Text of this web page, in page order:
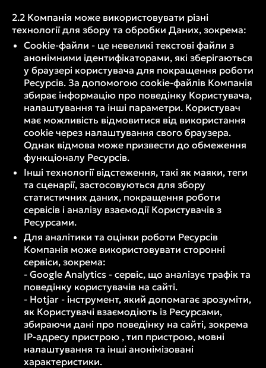
2.2 Компанія може використовувати різні
технології для збору та обробки Даних, зокрема:
Cookie-файли - це невеликі текстові файли з
анонімними ідентифікаторами, які зберігаються
у браузері користувача для покращення роботи
Ресурсів. За допомогою cookie-файлів Компанія
збирає інформацію про поведінку Користувача,
налаштування та інші параметри. Користувач
має можливість відмовитися від використання
cookie через налаштування свого браузера.
Однак відмова може призвести до обмеження
функціоналу Ресурсів.
Інші технології відстеження, такі як маяки, теги
та сценарії, застосовуються для збору
статистичних даних, покращення роботи
сервісів і аналізу взаємодії Користувачів з
Ресурсами.
Для аналітики та оцінки роботи Ресурсів
Компанія може використовувати сторонні
сервіси, зокрема:
- Google Analytics - сервіс, що аналізує трафік та
поведінку користувачів на сайті.
- Hotjar - інструмент, який допомагає зрозуміти,
як Користувачі взаємодіють із Ресурсами,
збираючи дані про поведінку на сайті, зокрема
IP-адресу пристрою , тип пристрою, мовні
налаштування та інші анонімізовані
характеристики.